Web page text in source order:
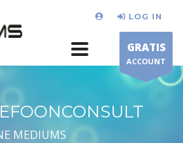
LOG IN
GRATIS
ACCOUNT
MEDIUMS